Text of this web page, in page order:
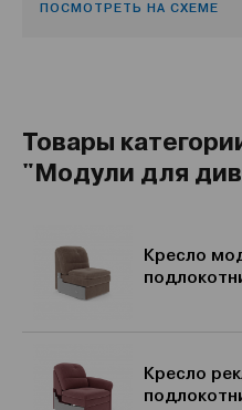
ПОСМОТРЕТЬ НА СХЕМЕ
Товары
"Модули для
Кресло
Кресло